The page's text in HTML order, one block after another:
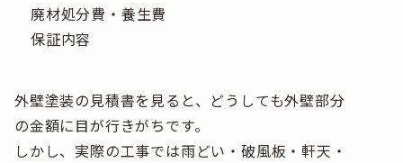
廃材処分費・養生費
保証内容
外壁塗装の見積書を見ると、どうしても外壁部分
の金額に目が行きがちです。
しかし、実際の工事では雨どい・破風板・軒天・